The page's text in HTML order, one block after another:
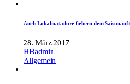
Auch Lokalmatadore fiebern dem
28. März 2017
HBadmin
Allgemein